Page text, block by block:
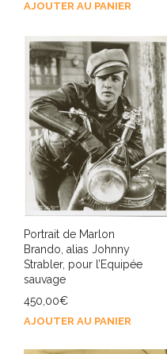
AJOUTER AU PANIER
Portrait de Marlon
Brando, alias Johnny
Strabler, pour l’Equipée
sauvage
450,00€
AJOUTER AU PANIER